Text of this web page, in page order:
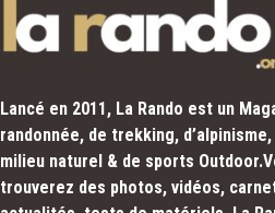
Lancé en 2011, La Rando est un
randonnée, de trekking,
milieu naturel & de sports
trouverez des photos, vidéos,